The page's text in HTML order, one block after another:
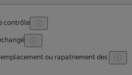
contrôle
ou rapatriement des